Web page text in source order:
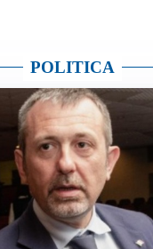
POLITICA